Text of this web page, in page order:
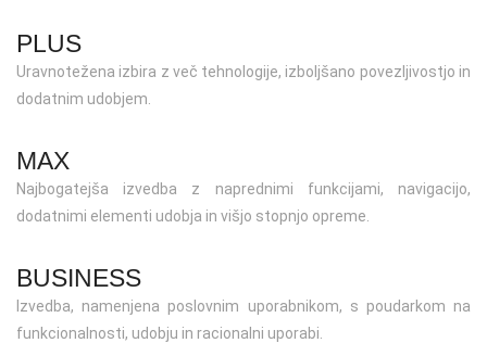
PLUS
Uravnotežena izbira z več tehnologije, izboljšano povezljivostjo in
dodatnim udobjem.
MAX
Najbogatejša izvedba z naprednimi funkcijami, navigacijo,
dodatnimi elementi udobja in višjo stopnjo opreme.
BUSINESS
Izvedba, namenjena poslovnim uporabnikom, s poudarkom na
funkcionalnosti, udobju in racionalni uporabi.